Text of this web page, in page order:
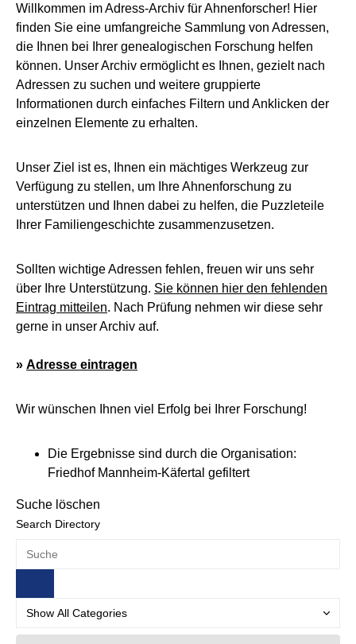
Willkommen im Adress-Archiv für Ahnenforscher! Hier
finden Sie eine umfangreiche Sammlung von Adressen,
die Ihnen bei Ihrer genealogischen Forschung helfen
können. Unser Archiv ermöglicht es Ihnen, gezielt nach
Adressen zu suchen und weitere gruppierte
Informationen durch einfaches Filtern und Anklicken der
einzelnen Elemente zu erhalten.
Unser Ziel ist es, Ihnen ein mächtiges Werkzeug zur
Verfügung zu stellen, um Ihre Ahnenforschung zu
unterstützen und Ihnen dabei zu helfen, die Puzzleteile
Ihrer Familiengeschichte zusammenzusetzen.
Sollten wichtige Adressen fehlen, freuen wir uns sehr
über Ihre Unterstützung. Sie können hier den fehlenden
Eintrag mitteilen. Nach Prüfung nehmen wir diese sehr
gerne in unser Archiv auf.
» Adresse eintragen
Wir wünschen Ihnen viel Erfolg bei Ihrer Forschung!
Die Ergebnisse sind durch die Organisation:
Friedhof Mannheim-Käfertal gefiltert
Suche löschen
Search Directory